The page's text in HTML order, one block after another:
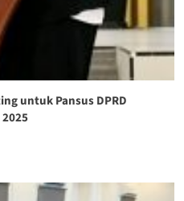
untuk Pansus DPRD